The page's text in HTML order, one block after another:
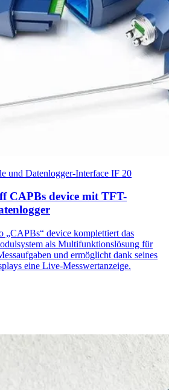
und Datenlogger-Interface IF 20
CAPBs device mit TFT-
„CAPBs“ device komplettiert das
als Multifunktionslösung für
und ermöglicht dank seines
eine Live-Messwertanzeige.